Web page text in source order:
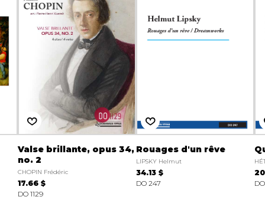
Valse brillante, opus 34,
no. 2
CHOPIN Frédéric
17.66 $
DO 1129
Rouages d'un rêve
LIPSKY Helmut
34.13 $
DO 247